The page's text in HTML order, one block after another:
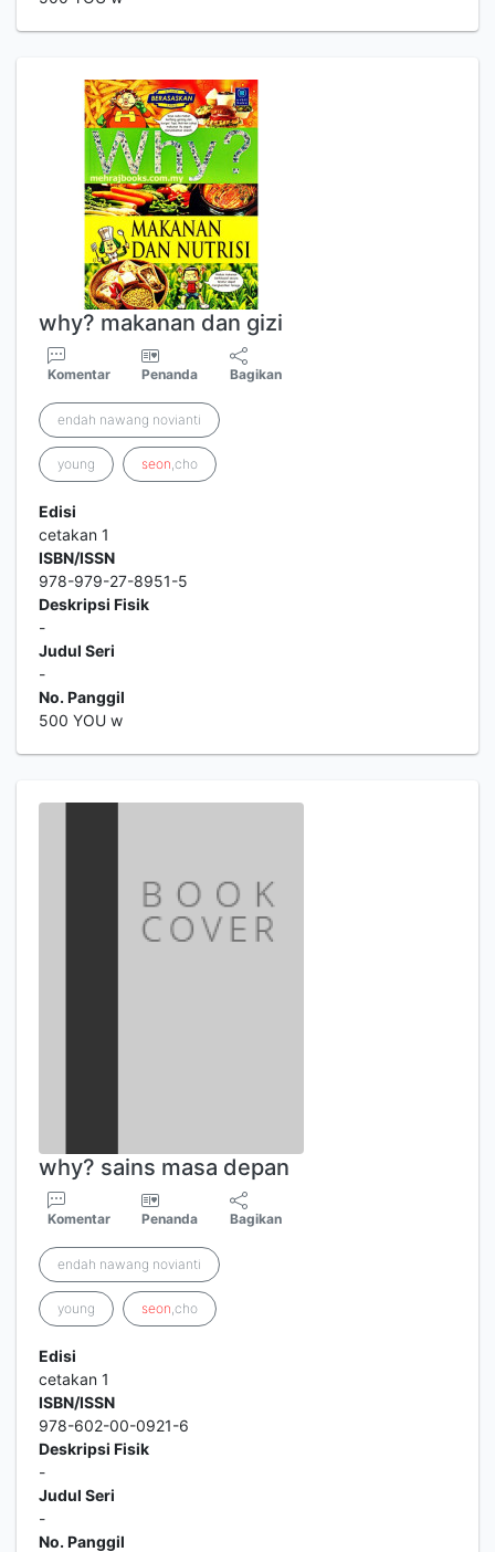
why? makanan dan gizi
Komentar Penanda Bagikan
endah nawang novianti
young seon,cho
Edisi
cetakan 1
ISBN/ISSN
978-979-27-8951-5
Deskripsi Fisik
-
Judul Seri
-
No. Panggil
500 YOU w
why? sains masa depan
Komentar Penanda Bagikan
endah nawang novianti
young seon,cho
Edisi
cetakan 1
ISBN/ISSN
978-602-00-0921-6
Deskripsi Fisik
-
Judul Seri
-
No. Panggil